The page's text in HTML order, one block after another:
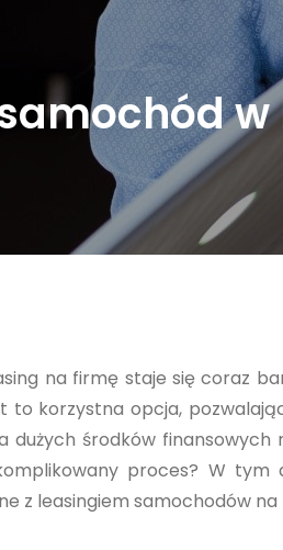
na firmę staje się coraz
to korzystna opcja,
dużych środków finansowych
proces? W tym
z leasingiem samochodów